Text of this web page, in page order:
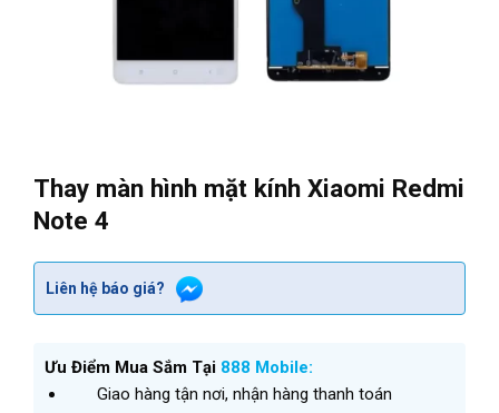
Thay màn hình mặt kính Xiaomi Redmi
Note 4
Liên hệ báo giá?
Ưu Điểm Mua Sắm Tại 888 Mobile:
Giao hàng tận nơi, nhận hàng thanh toán